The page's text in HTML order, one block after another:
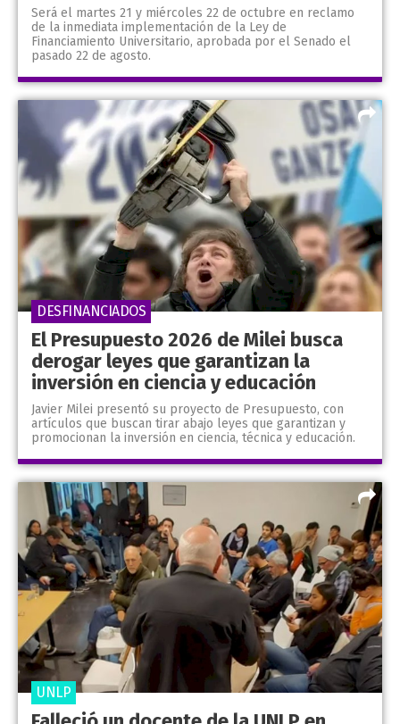
Será el martes 21 y miércoles 22 de octubre en reclamo
de la inmediata implementación de la Ley de
Financiamiento Universitario, aprobada por el Senado el
pasado 22 de agosto.
El Presupuesto 2026 de Milei busca
derogar leyes que garantizan la
inversión en ciencia y educación
Javier Milei presentó su proyecto de Presupuesto, con
artículos que buscan tirar abajo leyes que garantizan y
promocionan la inversión en ciencia, técnica y educación.
DESFINANCIADOS
UNLP